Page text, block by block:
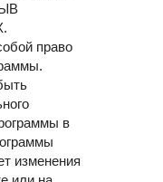
право
в
изменения